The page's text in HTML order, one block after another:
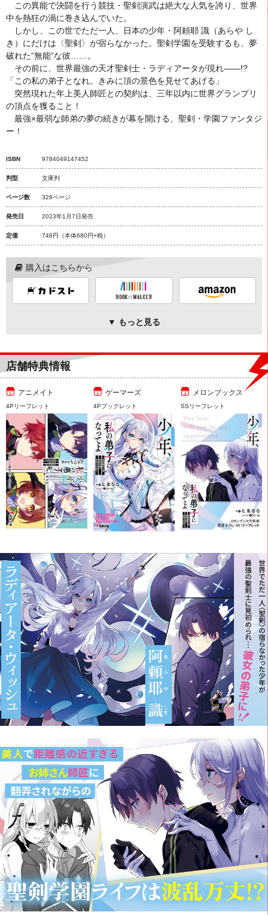
この異能で決闘を行う競技・聖剣演武は絶大な人気を誇り、世界
中を熱狂の渦に巻き込んでいた。
しかし、この世でただ一人、日本の少年・阿頼耶 識（あらや し
き）にだけは〈聖剣〉が宿らなかった。聖剣学園を受験するも、夢
破れた”無能”な彼……。
その前に、世界最強の天才聖剣士・ラディアータが現れ――!?
「この私の弟子となれ。きみに頂の景色を見せてあげる」
突然現れた年上美人師匠との契約は、三年以内に世界グランプリ
の頂点を獲ること！
最強×最弱な師弟の夢の続きが幕を開ける、聖剣・学園ファンタジ
ー！
ISBN 9784049147452
判型 文庫判
ページ数 328ページ
発売日 2023年1月7日発売
定価 748円 （本体680円+税）
購入はこちらから
▼ もっと見る
店舗特典情報
アニメイト
4Pリーフレット
ゲーマーズ
4Pブックレット
メロンブックス
SSリーフレット